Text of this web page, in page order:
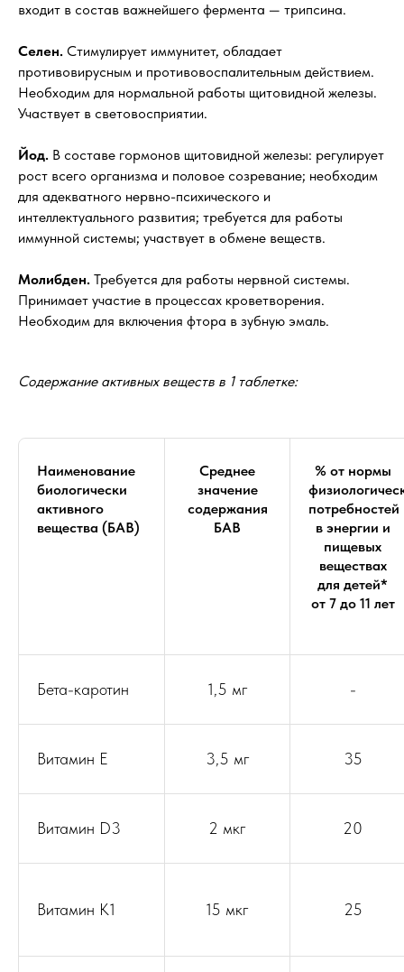
входит в состав важнейшего фермента — трипсина.
Селен. Стимулирует иммунитет, обладает
противовирусным и противовоспалительным действием.
Необходим для нормальной работы щитовидной железы.
Участвует в световосприятии.
Йод. В составе гормонов щитовидной железы: регулирует
рост всего организма и половое созревание; необходим
для адекватного нервно-психического и
интеллектуального развития; требуется для работы
иммунной системы; участвует в обмене веществ.
Молибден. Требуется для работы нервной системы.
Принимает участие в процессах кроветворения.
Необходим для включения фтора в зубную эмаль.
Содержание активных веществ в 1 таблетке:
Наименование
биологически
активного
вещества (БАВ)
Среднее
значение
содержания
БАВ
% от нормы
потребностей
в энергии и
пищевых
веществах
для детей*
от 7 до 11 лет
Бета-каротин 1,5 мг -
Витамин Е 3,5 мг 35
Витамин D3 2 мкг 20
Витамин К1 15 мкг 25